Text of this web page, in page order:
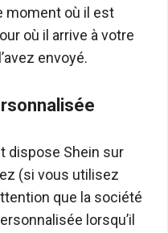
moment où il est
où il arrive à votre
envoyé.
dispose Shein sur
(si vous utilisez
que la société
lorsqu’il